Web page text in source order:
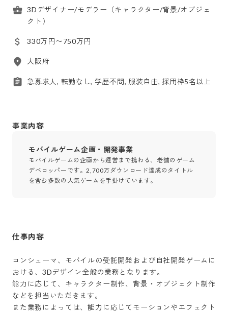
3Dデザイナー/モデラー（キャラクター/背景/オブジェ
クト）
330万円〜750万円
大阪府
急募求人, 転勤なし, 学歴不問, 服装自由, 採用枠5名以上
事業内容
モバイルゲーム企画・開発事業
モバイルゲームの企画から運営まで携わる、老舗のゲーム
デベロッパーです。2,700万ダウンロード達成のタイトル
を含む多数の人気ゲームを手掛けています。
仕事内容
コンシューマ、モバイルの受託開発および自社開発ゲームに
おける、3Dデザイン全般の業務となります。
能力に応じて、キャラクター制作、背景・オブジェクト制作
などを担当いただきます。
また業務によっては、能力に応じてモーションやエフェクト